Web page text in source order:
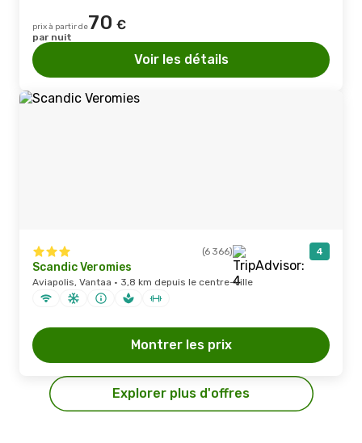
prix à partir de70 €
par nuit
Voir les détails
(6 366) 4
Scandic Veromies
Aviapolis, Vantaa · 3,8 km depuis le centre-ville
Montrer les prix
Explorer plus d'offres